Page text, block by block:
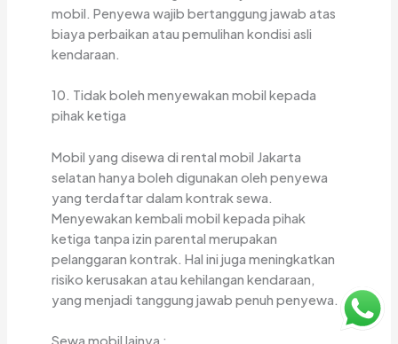
mobil. Penyewa wajib bertanggung jawab atas
biaya perbaikan atau pemulihan kondisi asli
kendaraan.
10. Tidak boleh menyewakan mobil kepada
pihak ketiga
Mobil yang disewa di rental mobil Jakarta
selatan hanya boleh digunakan oleh penyewa
yang terdaftar dalam kontrak sewa.
Menyewakan kembali mobil kepada pihak
ketiga tanpa izin parental merupakan
pelanggaran kontrak. Hal ini juga meningkatkan
risiko kerusakan atau kehilangan kendaraan,
yang menjadi tanggung jawab penuh penyewa.
Sewa mobil lainya :